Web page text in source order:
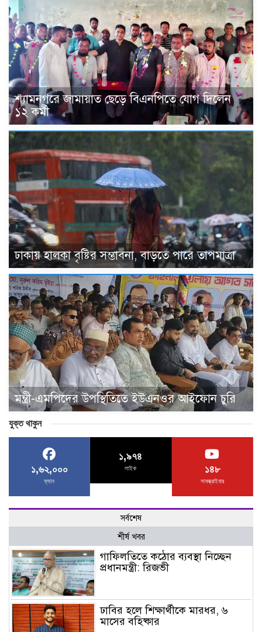
শ্যামনগরে জামায়াত ছেড়ে বিএনপিতে যোগ দিলেন
১২ কর্মী
ঢাকায় হালকা বৃষ্টির সম্ভাবনা, বাড়তে পারে তাপমাত্রা
মন্ত্রী-এমপিদের উপস্থিতিতে ইউএনওর আইফোন চুরি
যুক্ত থাকুন
১,৬২,০০০
ফ্যান
১,৯৭৪
লাইক ১৪৮
সাবস্ক্রাইবার
সর্বশেষ
শীর্ষ খবর
গাফিলতিতে কঠোর ব্যবস্থা নিচ্ছেন
প্রধানমন্ত্রী: রিজভী
ঢাবির হলে শিক্ষার্থীকে মারধর, ৬
মাসের বহিষ্কার